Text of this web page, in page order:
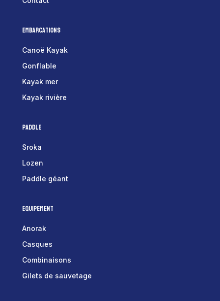
Embarcations
Canoë Kayak
Gonflable
Kayak mer
Kayak rivière
Paddle
Sroka
Lozen
Paddle géant
Equipement
Anorak
Casques
Combinaisons
Gilets de sauvetage